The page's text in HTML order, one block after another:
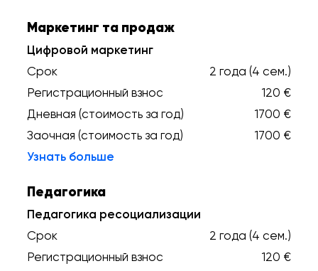
Маркетинг та продаж
Цифровой маркетинг
Срок
2 года (4 сем.)
Регистрационный взнос
120 €
Дневная (стоимость за год)
1700 €
Заочная (стоимость за год)
1700 €
Узнать больше
Педагогика
Педагогика ресоциализации
Срок
2 года (4 сем.)
Регистрационный взнос
120 €